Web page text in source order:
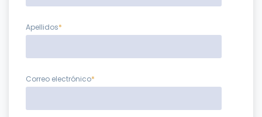
Apellidos*
Correo electrónico*